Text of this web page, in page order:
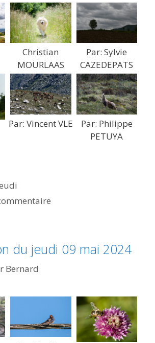
Christian
MOURLAAS
Par: Sylvie
CAZEDEPATS
Par: Vincent VLE
Par: Philippe
PETUYA
du jeudi 09 mai 2024
Bernard